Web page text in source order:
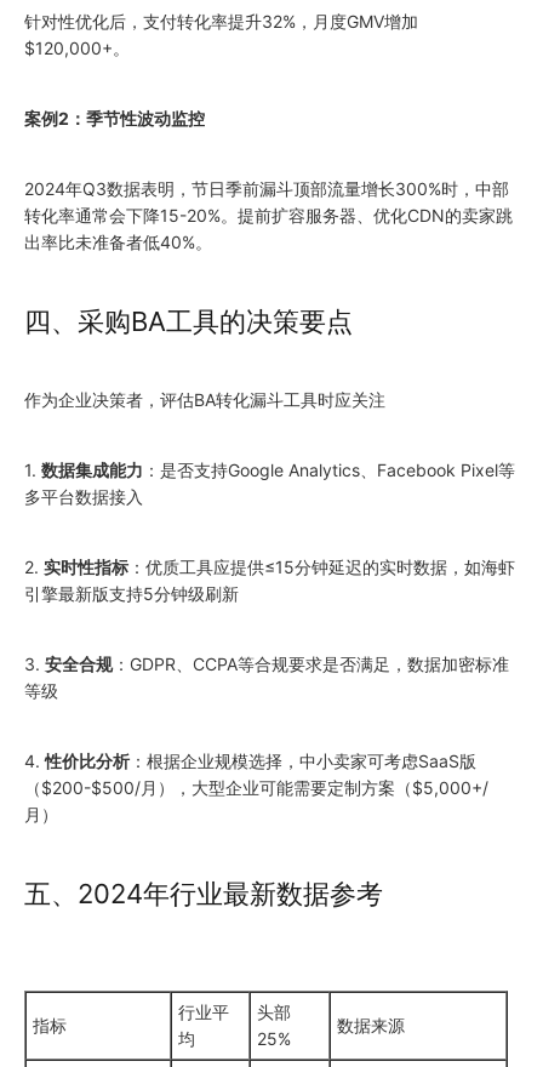
针对性优化后，支付转化率提升32%，月度GMV增加
$120,000+。
案例2：季节性波动监控
2024年Q3数据表明，节日季前漏斗顶部流量增长300%时，中部
转化率通常会下降15-20%。提前扩容服务器、优化CDN的卖家跳
出率比未准备者低40%。
四、采购BA工具的决策要点
作为企业决策者，评估BA转化漏斗工具时应关注
1. 数据集成能力 ：是否支持Google Analytics、Facebook Pixel等
多平台数据接入
2. 实时性指标 ：优质工具应提供≤15分钟延迟的实时数据，如海虾
引擎最新版支持5分钟级刷新
3. 安全合规：GDPR、CCPA等合规要求是否满足，数据加密标准
等级
4.性价比分析 ：根据企业规模选择，中小卖家可考虑SaaS版
（$200-$500/月），大型企业可能需要定制方案（$5,000+/
月）
五、2024年行业最新数据参考
指标
行业平
均
头部
25%
数据来源